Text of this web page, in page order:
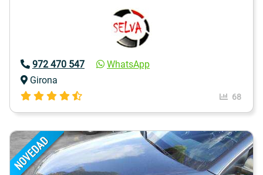
972 470 547
WhatsApp
Girona
68